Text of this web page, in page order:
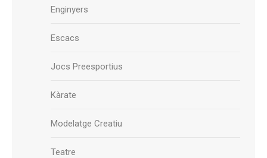
Enginyers
Escacs
Jocs Preesportius
Kàrate
Modelatge Creatiu
Teatre